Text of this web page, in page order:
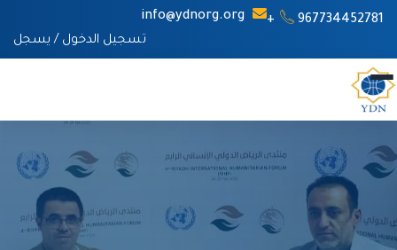
967734452781+
info@ydnorg.org
تسجيل الدخول / يسجل